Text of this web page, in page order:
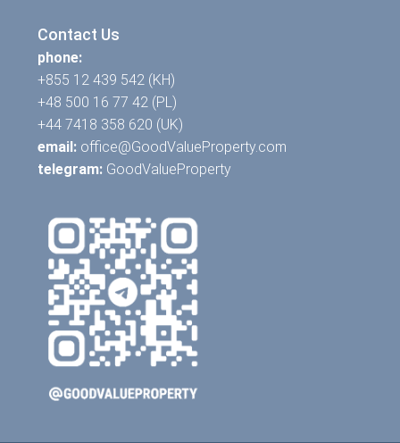
Contact Us
phone:
+855 12 439 542 (KH)
+48 500 16 77 42 (PL)
+44 7418 358 620 (UK)
email: office@GoodValueProperty.com
telegram: GoodValueProperty